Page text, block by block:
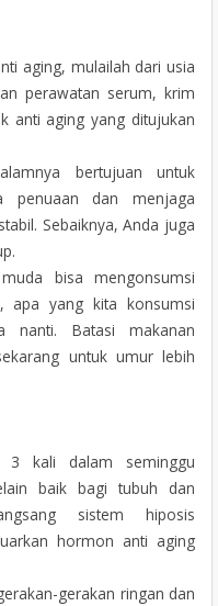
aging, mulailah dari usia
perawatan serum, krim
anti aging yang ditujukan
bertujuan untuk
penuaan dan menjaga
Sebaiknya, Anda juga
bisa mengonsumsi
apa yang kita konsumsi
nanti. Batasi makanan
untuk umur lebih
3 kali dalam seminggu
baik bagi tubuh dan
sistem hiposis
hormon anti aging
gerakan ringan dan